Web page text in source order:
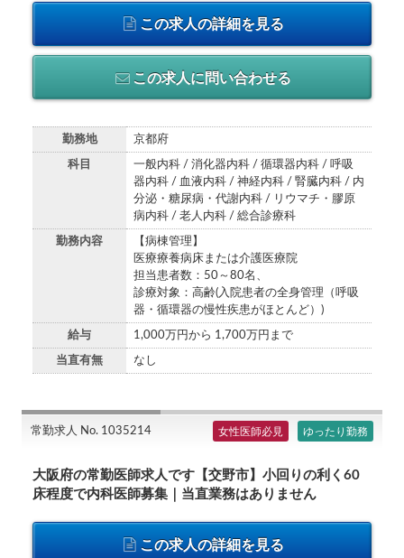
この求人の詳細を見る
この求人に問い合わせる
勤務地 京都府
科目
一般内科 / 消化器内科 / 循環器内科 / 呼吸
器内科 / 血液内科 / 神経内科 / 腎臓内科 / 内
分泌・糖尿病・代謝内科 / リウマチ・膠原
病内科 / 老人内科 / 総合診療科
勤務内容
【病棟管理】
医療療養病床または介護医療院
担当患者数：50～80名、
診療対象：高齢(入院患者の全身管理（呼吸
器・循環器の慢性疾患がほとんど）)
給与 1,000万円から 1,700万円まで
当直有無 なし
常勤求人 No. 1035214 女性医師必見 ゆったり勤務
大阪府の常勤医師求人です【交野市】小回りの利く60
床程度で内科医師募集｜当直業務はありません
この求人の詳細を見る